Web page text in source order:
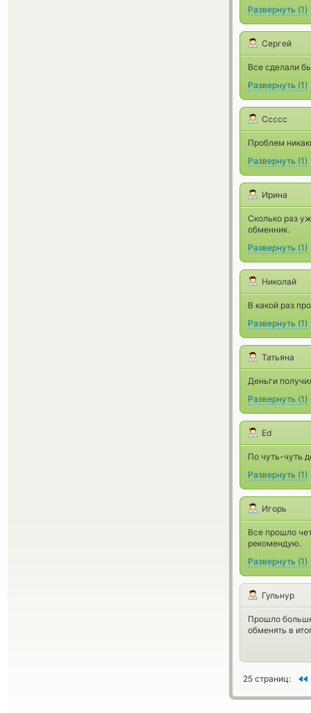
Развернуть (1)
Сергей
Все сделали
Развернуть (1)
Ссссс
Проблем
Развернуть (1)
Ирина
Сколько раз
обменник.
Развернуть (1)
Николай
В какой раз
Развернуть (1)
Татьяна
Деньги
Развернуть (1)
Ed
По чуть-чуть
Развернуть (1)
Игорь
Все прошло
рекомендую.
Развернуть (1)
Гульнур
Прошло
обменять в
25 страниц: